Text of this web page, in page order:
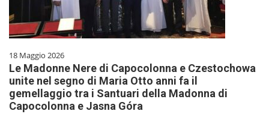
18 Maggio 2026
Le Madonne Nere di Capocolonna e Czestochowa
unite nel segno di Maria Otto anni fa il
gemellaggio tra i Santuari della Madonna di
Capocolonna e Jasna Góra